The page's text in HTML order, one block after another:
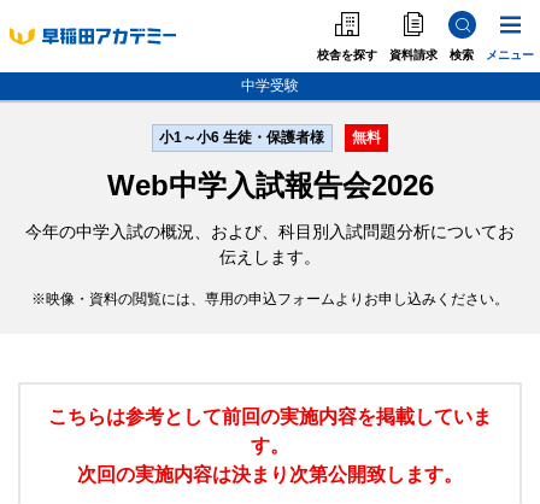
校舎を探す 資料請求 検索 メニュー
中学受験
中学受験
高校受験 大学受験
個別指導
小1～小6 生徒・保護者様
Web中学入試報告会2026
無料
今年の中学入試の概況、および、科目別入試問題分析についてお
伝えします。
映像・資料の閲覧には、専用の申込フォームよりお申し込みください。
こちらは参考として前回の実施内容を掲載していま
す。
次回の実施内容は決まり次第公開致します。